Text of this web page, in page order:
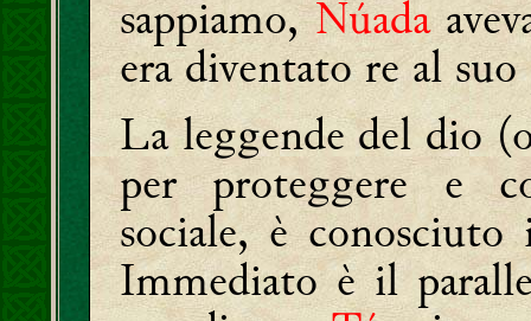
sappiamo,Núada
era diventato re al
La leggende del dio
per proteggere e
sociale, è
Immediato è il